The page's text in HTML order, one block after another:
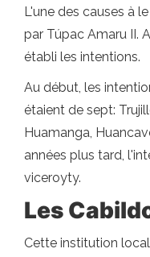
L'une des causes à
par Túpac Amaru II.
établi les intentions.
Au début, les
étaient de sept:
Huamanga,
années plus tard,
viceroyty.
Les
Cette institution